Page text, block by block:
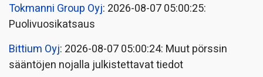
Tokmanni Group Oyj: 2026-08-07 05:00:25:
Puolivuosikatsaus
Bittium Oyj: 2026-08-07 05:00:24: Muut pörssin
sääntöjen nojalla julkistettavat tiedot